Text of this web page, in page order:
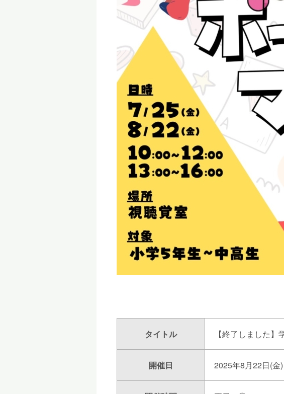
タイトル 【終了しました
開催日 2025年8月22日(金)